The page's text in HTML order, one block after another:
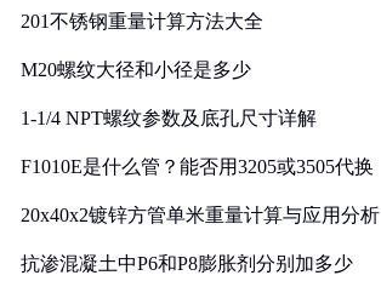
201不锈钢重量计算方法大全
M20螺纹大径和小径是多少
1-1/4 NPT螺纹参数及底孔尺寸详解
F1010E是什么管？能否用3205或3505代换
20x40x2镀锌方管单米重量计算与应用分析
抗渗混凝土中P6和P8膨胀剂分别加多少